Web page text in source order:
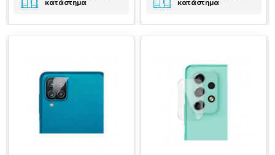
κατάστημα
κατάστημα